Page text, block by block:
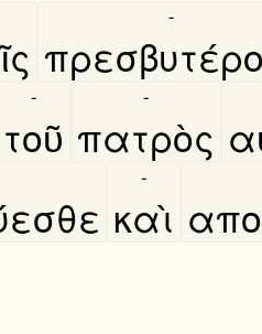
-
τοῦ
-
πατρὸς
-
καὶ
-